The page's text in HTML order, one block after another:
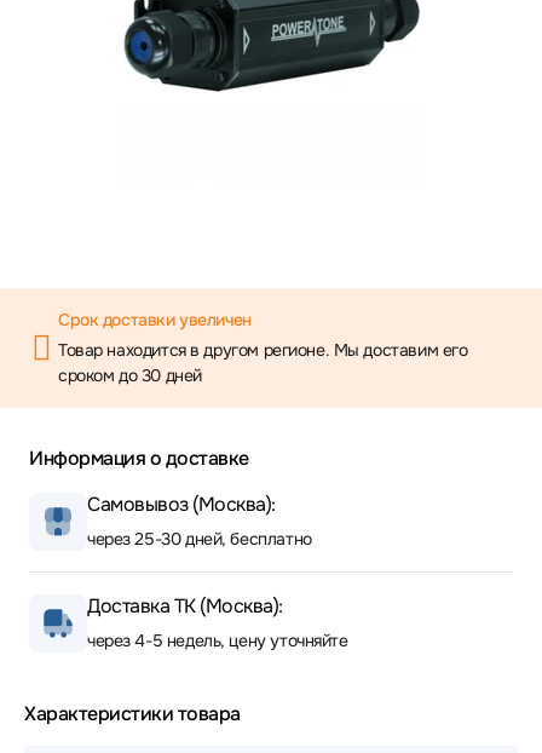
Срок доставки увеличен
Товар находится в другом регионе. Мы доставим его
сроком до 30 дней
Информация о доставке
Самовывоз (Москва):
через 25-30 дней, бесплатно
Доставка ТК (Москва):
через 4-5 недель, цену уточняйте
Характеристики товара